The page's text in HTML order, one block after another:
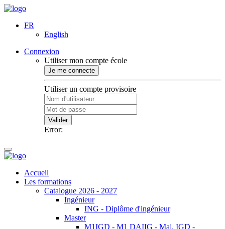
FR
English
Connexion
Utiliser mon compte école
Je me connecte
Utiliser un compte provisoire
Valider
Error:
Accueil
Les formations
Catalogue 2026 - 2027
Ingénieur
ING - Diplôme d'ingénieur
Master
M1IGD - M1 DAIIG - Maj. IGD -